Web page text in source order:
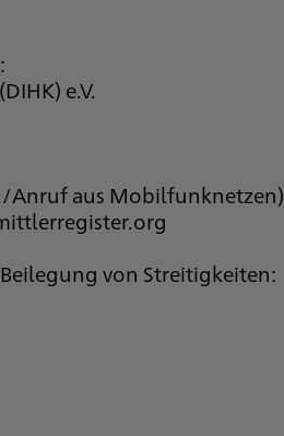
e.V.
Anruf aus Mobilfunknetzen)
von Streitigkeiten: